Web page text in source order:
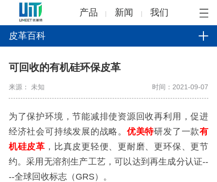
产品 新闻 我们
皮革百科
可回收的有机硅环保皮革
来源： 未知 时间：2021-09-07
为了保护环境，节能减排使资源回收再利用，促进
经济社会可持续发展的战略。 优美特研发了一款有
机硅皮革 ，比真皮更轻便、更耐磨、更环保、更节
约。采用无溶剂生产工艺，可以达到再生成分认证--
--全球回收标志（GRS）。